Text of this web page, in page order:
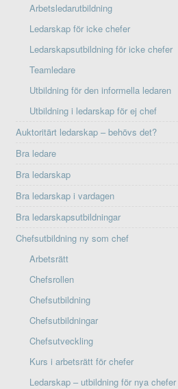
Arbetsledarutbildning
Ledarskap för icke chefer
Ledarskapsutbildning för icke chefer
Teamledare
Utbildning för den informella ledaren
Utbildning i ledarskap för ej chef
Auktoritärt ledarskap – behövs det?
Bra ledare
Bra ledarskap
Bra ledarskap i vardagen
Bra ledarskapsutbildningar
Chefsutbildning ny som chef
Arbetsrätt
Chefsrollen
Chefsutbildning
Chefsutbildningar
Chefsutveckling
Kurs i arbetsrätt för chefer
Ledarskap – utbildning för nya chefer